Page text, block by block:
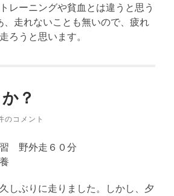
レーニングや貧血とは違うと思う
、走れないことも無いので、疲れ
ろうと思います。
？
のコメント
野外走６０分
しぶりに走りました。しかし、夕